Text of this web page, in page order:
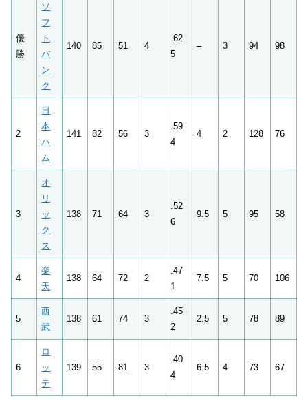
優
勝
ソ
フ
ト
バ
ン
ク
140 85 51 4
.62
5
– 3 94 98
2
日
本
ハ
ム
141 82 56 3
.59
4
4 2 128 76
3
オ
リ
ッ
ク
ス
138 71 64 3
.52
6
9.5 5 95 58
4
楽
天
138 64 72 2
.47
1
7.5 5 70 106
5
西
武
138 61 74 3
.45
2
2.5 5 78 89
6
ロ
ッ
テ
139 55 81 3
.40
4
6.5 4 73 67